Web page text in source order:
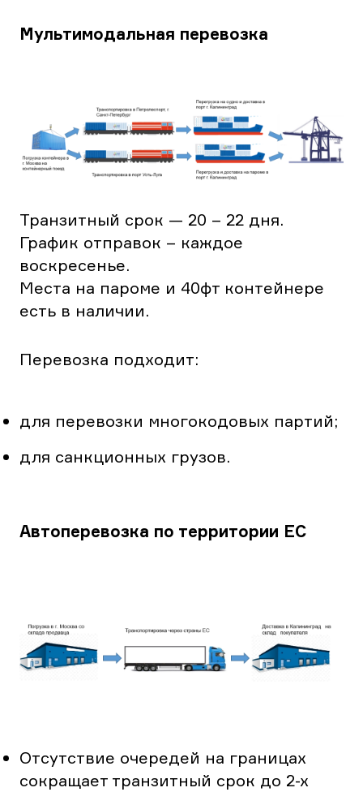
Мультимодальная перевозка
Транзитный срок — 20 – 22 дня.
График отправок – каждое
воскресенье.
Места на пароме и 40фт контейнере
есть в наличии.
Перевозка подходит:
для перевозки многокодовых партий;
для санкционных грузов.
Автоперевозка по территории ЕС
Отсутствие очередей на границах
сокращает транзитный срок до 2-х